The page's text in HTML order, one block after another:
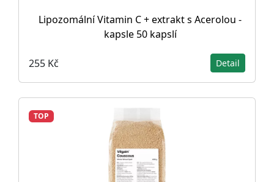
Lipozomální Vitamin C + extrakt s Acerolou -
kapsle 50 kapslí
255 Kč Detail
TOP